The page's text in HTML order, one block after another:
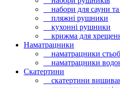
набори для сауни та
пляжні рушники
кухонні рушники
крижма для
Наматрацники
наматрацники
наматрацники
Скатертини
скатертини